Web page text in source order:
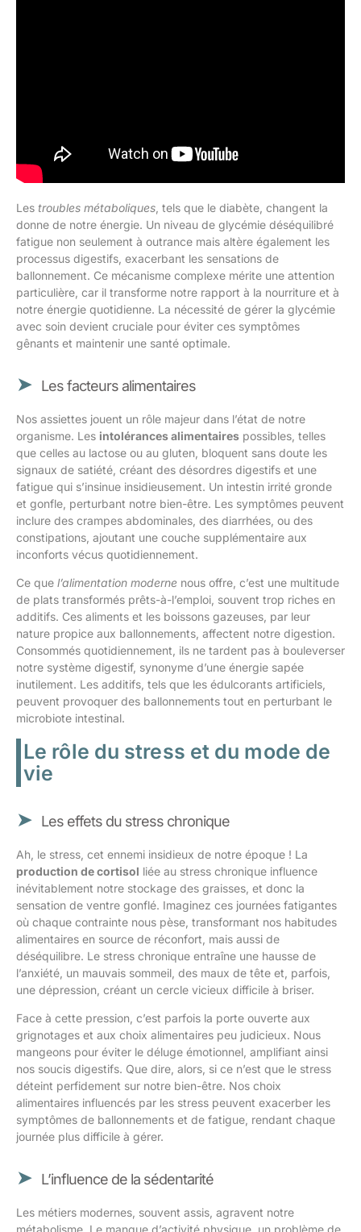
Les troubles métaboliques , tels que le diabète, changent la
donne de notre énergie. Un niveau de glycémie déséquilibré
fatigue non seulement à outrance mais altère également les
processus digestifs, exacerbant les sensations de
ballonnement. Ce mécanisme complexe mérite une attention
particulière, car il transforme notre rapport à la nourriture et à
notre énergie quotidienne. La nécessité de gérer la glycémie
avec soin devient cruciale pour éviter ces symptômes
gênants et maintenir une santé optimale.
Les facteurs alimentaires
Nos assiettes jouent un rôle majeur dans l’état de notre
organisme. Les intolérances alimentaires possibles, telles
que celles au lactose ou au gluten, bloquent sans doute les
signaux de satiété, créant des désordres digestifs et une
fatigue qui s’insinue insidieusement. Un intestin irrité gronde
et gonfle, perturbant notre bien-être. Les symptômes peuvent
inclure des crampes abdominales, des diarrhées, ou des
constipations, ajoutant une couche supplémentaire aux
inconforts vécus quotidiennement.
Ce que l’alimentation moderne nous offre, c’est une multitude
de plats transformés prêts-à-l’emploi, souvent trop riches en
additifs. Ces aliments et les boissons gazeuses, par leur
nature propice aux ballonnements, affectent notre digestion.
Consommés quotidiennement, ils ne tardent pas à bouleverser
notre système digestif, synonyme d’une énergie sapée
inutilement. Les additifs, tels que les édulcorants artificiels,
peuvent provoquer des ballonnements tout en perturbant le
microbiote intestinal.
Le rôle du stress et du mode de
vie
Les effets du stress chronique
Ah, le stress, cet ennemi insidieux de notre époque ! La
production de cortisol liée au stress chronique influence
inévitablement notre stockage des graisses, et donc la
sensation de ventre gonflé. Imaginez ces journées fatigantes
où chaque contrainte nous pèse, transformant nos habitudes
alimentaires en source de réconfort, mais aussi de
déséquilibre. Le stress chronique entraîne une hausse de
l’anxiété, un mauvais sommeil, des maux de tête et, parfois,
une dépression, créant un cercle vicieux difficile à briser.
Face à cette pression, c’est parfois la porte ouverte aux
grignotages et aux choix alimentaires peu judicieux. Nous
mangeons pour éviter le déluge émotionnel, amplifiant ainsi
nos soucis digestifs. Que dire, alors, si ce n’est que le stress
déteint perfidement sur notre bien-être. Nos choix
alimentaires influencés par les stress peuvent exacerber les
symptômes de ballonnements et de fatigue, rendant chaque
journée plus difficile à gérer.
L’influence de la sédentarité
Les métiers modernes, souvent assis, agravent notre